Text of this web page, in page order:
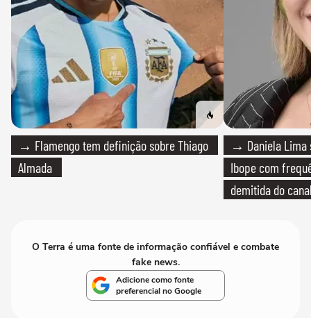
→ Flamengo tem definição sobre Thiago
Almada
→ Daniela Lima
Ibope com
demitida do
O Terra é uma fonte de informação confiável e combate
fake news.
Adicione como fonte
preferencial no Google